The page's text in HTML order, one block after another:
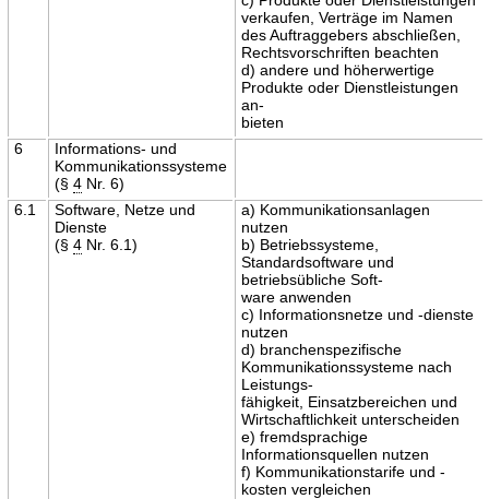
verkaufen, Verträge im Namen
des Auftraggebers abschließen,
Rechtsvorschriften beachten
d) andere und höherwertige
Produkte oder Dienstleistungen
an-
bieten
6
Informations- und
Kommunikationssysteme
(§ 4Nr. 6)
6.1
Software, Netze und
Dienste
(§ 4Nr. 6.1)
a) Kommunikationsanlagen
nutzen
b) Betriebssysteme,
Standardsoftware und
betriebsübliche Soft-
ware anwenden
c) Informationsnetze und -dienste
nutzen
d) branchenspezifische
Kommunikationssysteme nach
Leistungs-
fähigkeit, Einsatzbereichen und
Wirtschaftlichkeit unterscheiden
e) fremdsprachige
Informationsquellen nutzen
f) Kommunikationstarife und -
kosten vergleichen